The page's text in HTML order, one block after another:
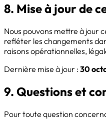
8. Mise à jour de
Nous pouvons mettre à jour
refléter les changements
raisons opérationnelles,
Dernière mise à jour : 30
9. Questions et
Pour toute question